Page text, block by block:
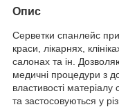
Опис
Серветки спанлейс
краси, лікарнях,
салонах та ін.
медичні процедури з
властивості
та застосовуються у